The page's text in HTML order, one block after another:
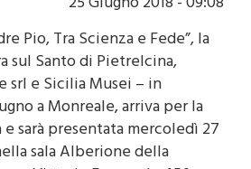
Pio, Tra Scienza e Fede”, la
sul Santo di Pietrelcina,
srl e Sicilia Musei – in
a Monreale, arriva per la
sarà presentata mercoledì 27
sala Alberione della
Vittorio Emanuele 456, a